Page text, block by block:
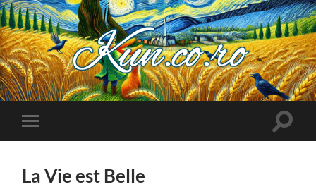
Kuncoro++
Toggle
mobile
Toggle
La Vie est Belle